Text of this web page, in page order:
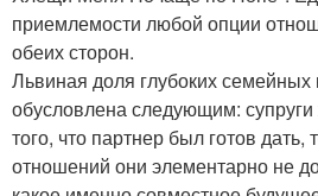
приемлемости любой опции
обеих сторон.
Львиная доля глубоких семейных
обусловлена следующим: супруги
того, что партнер был готов дать,
отношений они элементарно не